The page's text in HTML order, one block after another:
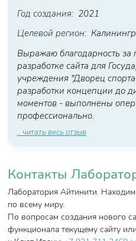
Год создания: 2021
Целевой регион:
Выражаю благодарность за
разработке сайта для
учреждения "Дворец
разработки концепции до
моментов - выполнены
профессионально.
.. читать весь отзыв
Контакты
Лаборатория Айтинити.
по всему миру.
По вопросам создания нового
функционала текущему сайту